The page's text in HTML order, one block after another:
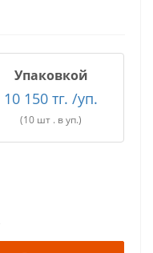
Упаковкой
10 150 тг. /уп.
(10 шт . в уп.)